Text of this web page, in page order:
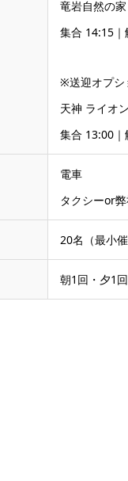
竜岩自然の
集合 14:15
※送迎オプシ
天神 ライオ
集合 13:00
電車
タクシーor
20名（最小
朝1回・夕1回